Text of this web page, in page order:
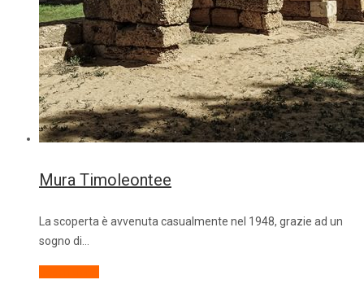
Mura Timoleontee
La scoperta è avvenuta casualmente nel 1948, grazie ad un
sogno di…